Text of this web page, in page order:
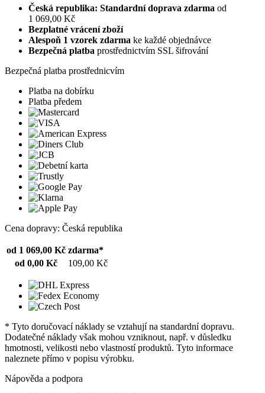
Česká republika: Standardní doprava zdarma od
1 069,00 Kč
Bezplatné vrácení zboží
Alespoň 1 vzorek zdarma ke každé objednávce
Bezpečná platba prostřednictvím SSL šifrování
Bezpečná platba prostřednicvím
Platba na dobírku
Platba předem
Cena dopravy: Česká republika
od 1 069,00 Kč zdarma*
od 0,00 Kč
109,00 Kč
* Tyto doručovací náklady se vztahují na standardní dopravu.
Dodatečné náklady však mohou vzniknout, např. v důsledku
hmotnosti, velikosti nebo vlastností produktů. Tyto informace
naleznete přímo v popisu výrobku.
Nápověda a podpora